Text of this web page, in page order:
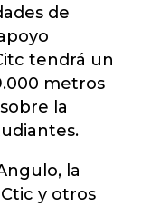
de
tendrá un
metros
la
la
y otros